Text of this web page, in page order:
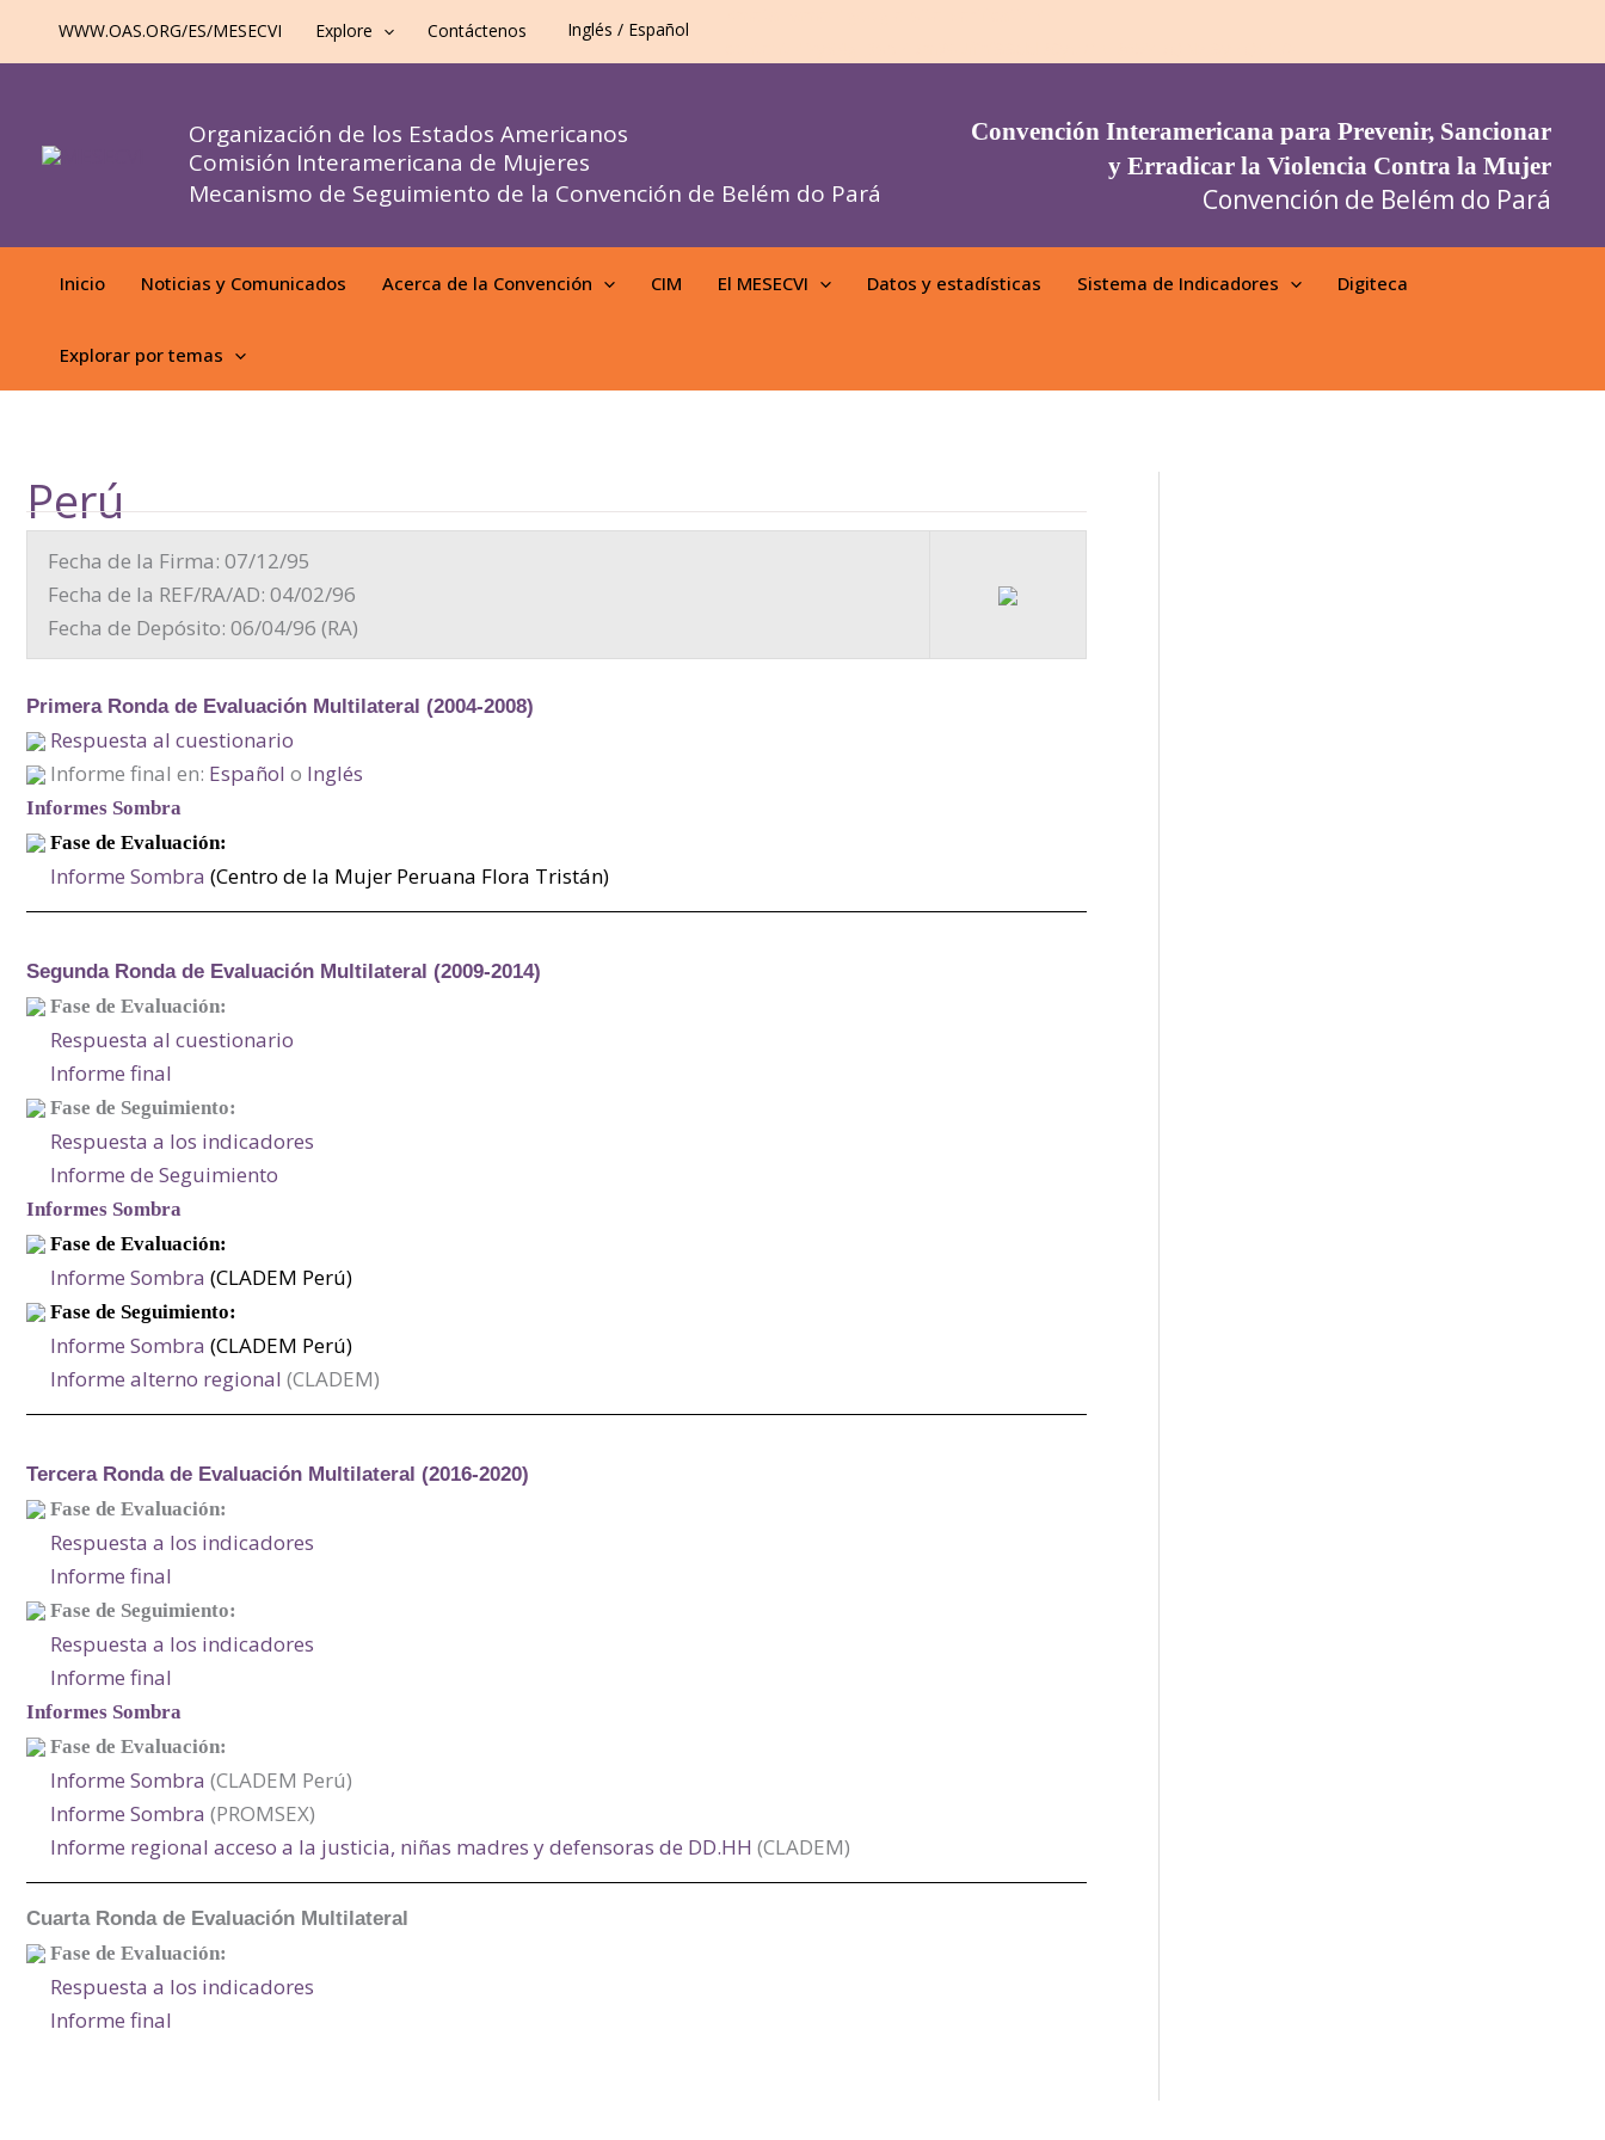
contenido
WWW.OAS.ORG/ES/MESECVI Explore Contáctenos Inglés / Español
Organización de los Estados Americanos
Comisión Interamericana de Mujeres
Mecanismo de Seguimiento de la Convención de Belém do Pará
Convención Interamericana para Prevenir, Sancionar
y Erradicar la Violencia Contra la Mujer
Convención de Belém do Pará
Inicio Noticias y Comunicados Acerca de la Convención CIM El MESECVI Datos y estadísticas Sistema de Indicadores Digiteca
Explorar por temas
Perú
Fecha de la Firma: 07/12/95
Fecha de la REF/RA/AD: 04/02/96
Fecha de Depósito: 06/04/96 (RA)
Primera Ronda de Evaluación Multilateral (2004-2008)
Respuesta al cuestionario
Informe final en: Español o Inglés
Informes Sombra
Fase de Evaluación:
Informe Sombra (Centro de la Mujer Peruana Flora Tristán)
Segunda Ronda de Evaluación Multilateral (2009-2014)
Fase de Evaluación:
Respuesta al cuestionario
Informe final
Fase de Seguimiento:
Respuesta a los indicadores
Informe de Seguimiento
Informes Sombra
Fase de Evaluación:
Informe Sombra (CLADEM Perú)
Fase de Seguimiento:
Informe Sombra (CLADEM Perú)
Informe alterno regional (CLADEM)
Tercera Ronda de Evaluación Multilateral (2016-2020)
Fase de Evaluación:
Respuesta a los indicadores
Informe final
Fase de Seguimiento:
Respuesta a los indicadores
Informe final
Informes Sombra
Fase de Evaluación:
Informe Sombra (CLADEM Perú)
Informe Sombra (PROMSEX)
Informe regional acceso a la justicia, niñas madres y defensoras de DD.HH (CLADEM)
Cuarta Ronda de Evaluación Multilateral
Fase de Evaluación:
Respuesta a los indicadores
Informe final